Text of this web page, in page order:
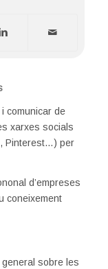
comunicar de
xarxes socials
Pinterest…) per
d’empreses
coneixement
general sobre les